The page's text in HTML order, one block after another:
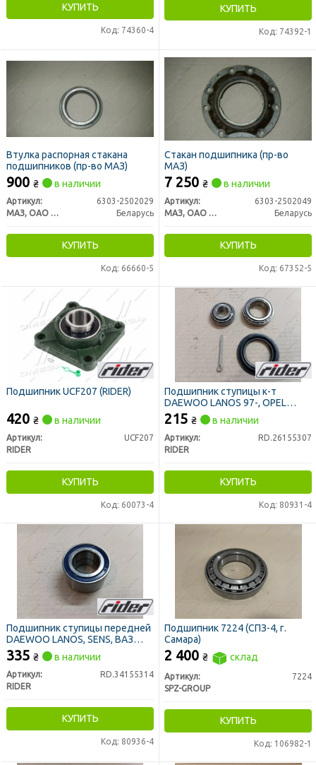
КУПИТЬ
Код: 74360-4
КУПИТЬ
Код: 74392-1
Втулка распорная стакана
подшипников (пр-во МАЗ)
900 ₴ в наличии
Артикул:
6303-2502029
МАЗ, ОАО «Минский автомобильный завод»
Беларусь
КУПИТЬ
Код: 66660-5
Стакан подшипника (пр-во
МАЗ)
7 250 ₴ в наличии
Артикул:
6303-2502049
МАЗ, ОАО «Минский автомобильный завод»
Беларусь
КУПИТЬ
Код: 67352-5
Подшипник UCF207 (RIDER)
420 ₴ в наличии
Артикул:
UCF207
RIDER
КУПИТЬ
Код: 60073-4
Подшипник ступицы к-т
DAEWOO LANOS 97-, OPEL
VECTRA A задн. (RIDER)
215 ₴ в наличии
Артикул:
RD.26155307
RIDER
КУПИТЬ
Код: 80931-4
Подшипник ступицы передней
DAEWOO LANOS, SENS, ВАЗ
2108-15, ТАВРІЯ, ступ. зад.
Москвич-2141 (R13) (RIDER)
335 ₴ в наличии
Артикул:
RD.34155314
RIDER
КУПИТЬ
Код: 80936-4
Подшипник 7224 (СПЗ-4, г.
Самара)
2 400 ₴ склад
Артикул:
7224
SPZ-GROUP
КУПИТЬ
Код: 106982-1